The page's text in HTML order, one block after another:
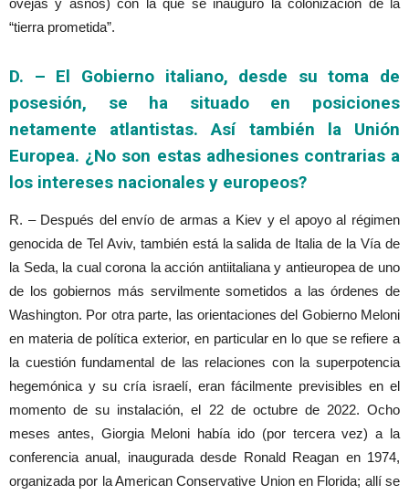
ovejas y asnos) con la que se inauguró la colonización de la
“tierra prometida”.
D. – El Gobierno italiano, desde su toma de
posesión, se ha situado en posiciones
netamente atlantistas. Así también la Unión
Europea. ¿No son estas adhesiones contrarias a
los intereses nacionales y europeos?
R. – Después del envío de armas a Kiev y el apoyo al régimen
genocida de Tel Aviv, también está la salida de Italia de la Vía de
la Seda, la cual corona la acción antiitaliana y antieuropea de uno
de los gobiernos más servilmente sometidos a las órdenes de
Washington. Por otra parte, las orientaciones del Gobierno Meloni
en materia de política exterior, en particular en lo que se refiere a
la cuestión fundamental de las relaciones con la superpotencia
hegemónica y su cría israelí, eran fácilmente previsibles en el
momento de su instalación, el 22 de octubre de 2022. Ocho
meses antes, Giorgia Meloni había ido (por tercera vez) a la
conferencia anual, inaugurada desde Ronald Reagan en 1974,
organizada por la American Conservative Union en Florida; allí se